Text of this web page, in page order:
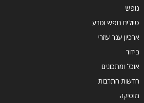
נופש
טיולים נופש וטבע
ארכיון ענר עוזרי
בידור
אוכל ומתכונים
חדשות התרבות
מוסיקה